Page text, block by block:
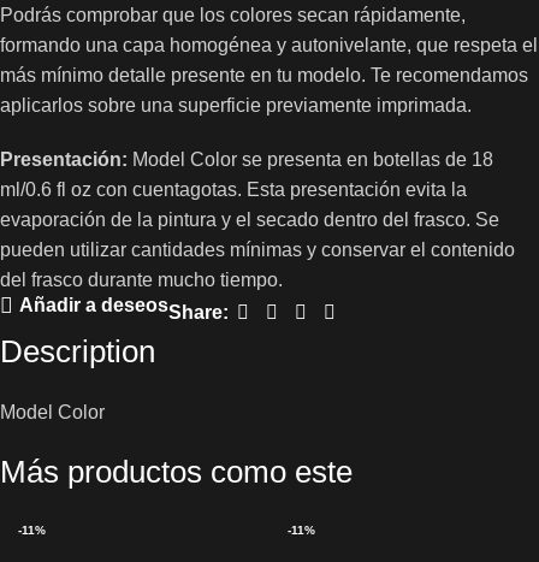
Podrás comprobar que los colores secan rápidamente,
formando una capa homogénea y autonivelante, que respeta el
más mínimo detalle presente en tu modelo. Te recomendamos
aplicarlos sobre una superficie previamente imprimada.
Presentación: Model Color se presenta en botellas de 18
ml/0.6 fl oz con cuentagotas. Esta presentación evita la
evaporación de la pintura y el secado dentro del frasco. Se
pueden utilizar cantidades mínimas y conservar el contenido
del frasco durante mucho tiempo.
Añadir a deseosShare:
Description
Model Color
Más productos como este
-11% -11%